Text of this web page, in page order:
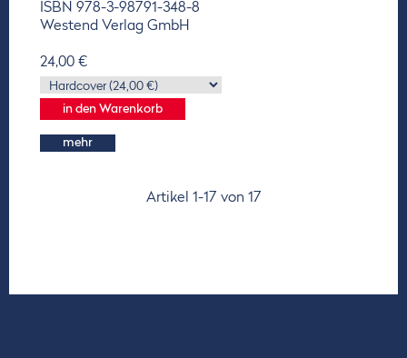
ISBN 978-3-98791-348-8
Westend Verlag GmbH
24,00 €
mehr
Artikel 1-17 von 17